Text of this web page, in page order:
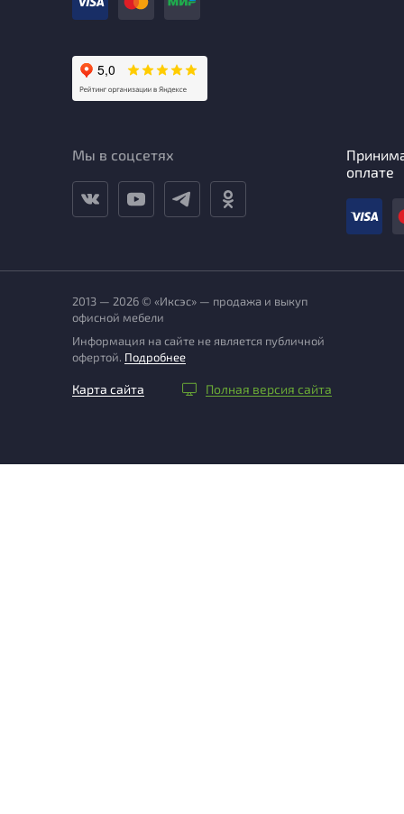
Мы в соцсетях
оплате
2013 — 2026 © «Иксэс» — продажа и выкуп
офисной мебели
Информация на сайте не является публичной
офертой. Подробнее
Карта сайта Полная версия сайта